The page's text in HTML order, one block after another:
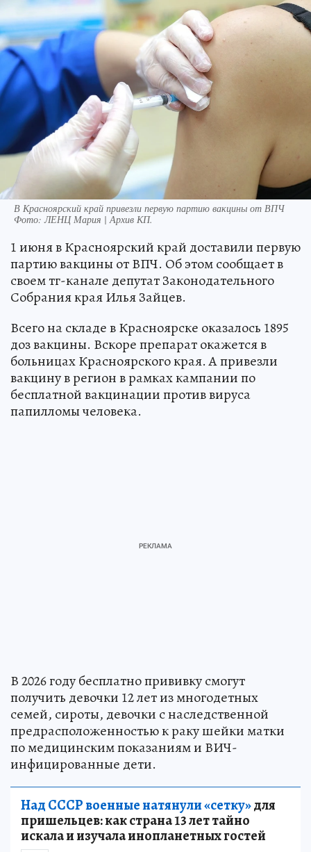
В Красноярский край привезли первую партию вакцины от ВПЧ
Фото:ЛЕНЦ Мария | Архив КП.
1 июня в Красноярский край доставили первую
партию вакцины от ВПЧ. Об этом сообщает в
своем тг-канале депутат Законодательного
Собрания края Илья Зайцев.
Всего на складе в Красноярске оказалось 1895
доз вакцины. Вскоре препарат окажется в
больницах Красноярского края. А привезли
вакцину в регион в рамках кампании по
бесплатной вакцинации против вируса
папилломы человека.
В 2026 году бесплатно прививку смогут
получить девочки 12 лет из многодетных
семей, сироты, девочки с наследственной
предрасположенностью к раку шейки матки
по медицинским показаниям и ВИЧ-
инфицированные дети.
Над СССР военные натянули «сетку»для
пришельцев: как страна 13 лет тайно
искала и изучала инопланетных гостей